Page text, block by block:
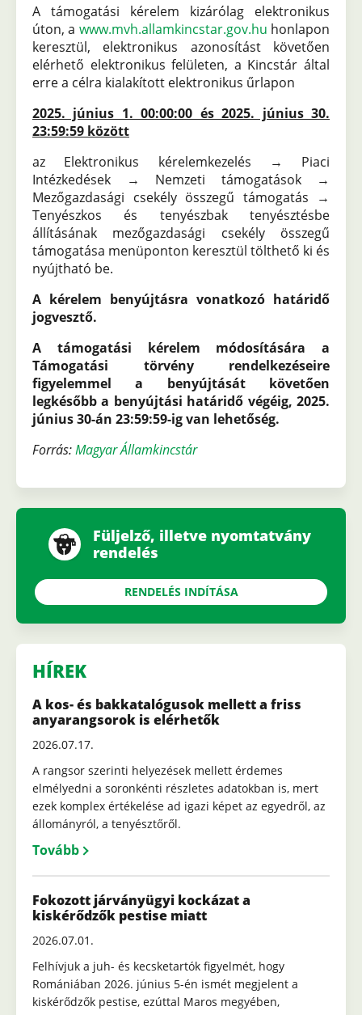
A támogatási kérelem kizárólag elektronikus
úton, a www.mvh.allamkincstar.gov.hu honlapon
keresztül, elektronikus azonosítást követően
elérhető elektronikus felületen, a Kincstár által
erre a célra kialakított elektronikus űrlapon
2025. június 1. 00:00:00 és 2025. június 30.
23:59:59 között
az Elektronikus kérelemkezelés → Piaci
Intézkedések → Nemzeti támogatások →
Mezőgazdasági csekély összegű támogatás →
Tenyészkos és tenyészbak tenyésztésbe
állításának mezőgazdasági csekély összegű
támogatása menüponton keresztül tölthető ki és
nyújtható be.
A kérelem benyújtásra vonatkozó határidő
jogvesztő.
A támogatási kérelem módosítására a
Támogatási törvény rendelkezéseire
figyelemmel a benyújtását követően
legkésőbb a benyújtási határidő végéig, 2025.
június 30-án 23:59:59-ig van lehetőség.
Forrás:Magyar Államkincstár
Füljelző, illetve nyomtatvány
rendelés
RENDELÉS INDÍTÁSA
HÍREK
A kos- és bakkatalógusok mellett a friss
anyarangsorok is elérhetők
2026.07.17.
A rangsor szerinti helyezések mellett érdemes
elmélyedni a soronkénti részletes adatokban is, mert
ezek komplex értékelése ad igazi képet az egyedről, az
állományról, a tenyésztőről.
Tovább
Fokozott járványügyi kockázat a
kiskérődzők pestise miatt
2026.07.01.
Felhívjuk a juh- és kecsketartók figyelmét, hogy
Romániában 2026. június 5-én ismét megjelent a
kiskérődzők pestise, ezúttal Maros megyében,